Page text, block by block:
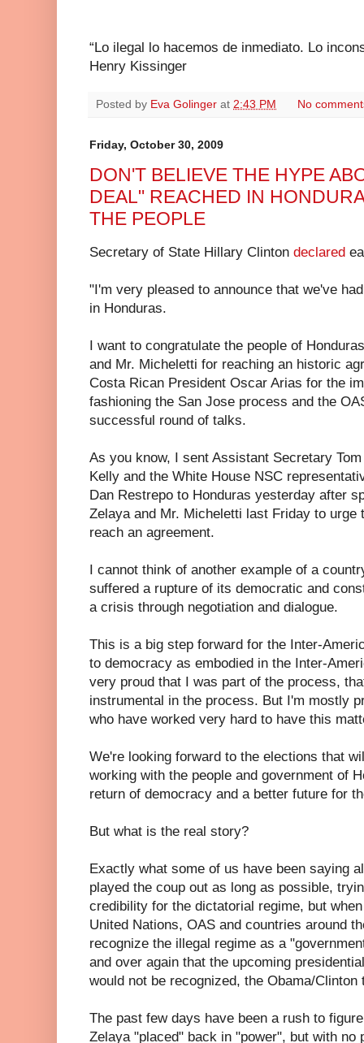
“Lo ilegal lo hacemos de inmediato. Lo
Henry Kissinger
Posted by Eva Golinger at 2:43 PM No
Friday, October 30, 2009
DON'T BELIEVE THE HYPE
DEAL" REACHED IN
THE PEOPLE
Secretary of State Hillary Clinton declared
"I'm very pleased to announce that we've
in Honduras.
I want to congratulate the people of
and Mr. Micheletti for reaching an historic
Costa Rican President Oscar Arias for the
fashioning the San Jose process and the
successful round of talks.
As you know, I sent Assistant Secretary
Kelly and the White House NSC
Dan Restrepo to Honduras yesterday after
Zelaya and Mr. Micheletti last Friday to urge
reach an agreement.
I cannot think of another example of a
suffered a rupture of its democratic and
a crisis through negotiation and dialogue.
This is a big step forward for the Inter-
to democracy as embodied in the Inter-
very proud that I was part of the process,
instrumental in the process. But I'm mostly
who have worked very hard to have this
We're looking forward to the elections that
working with the people and government of
return of democracy and a better future for
But what is the real story?
Exactly what some of us have been saying
played the coup out as long as possible,
credibility for the dictatorial regime, but
United Nations, OAS and countries around
recognize the illegal regime as a
and over again that the upcoming
would not be recognized, the Obama/Clinton
The past few days have been a rush to
Zelaya "placed" back in "power", but with no